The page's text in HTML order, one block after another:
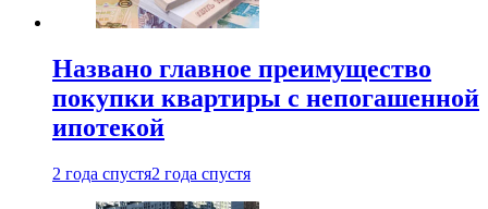
Названо главное преимущество
покупки квартиры с непогашенной
ипотекой
2 года спустя2 года спустя